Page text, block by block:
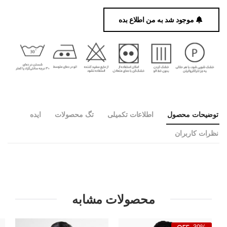
موجود شد به من اطلاع بده
توضیحات محصول اطلاعات تکمیلی تگ محصولات ایده
نظرات کاربران
محصولات مشابه